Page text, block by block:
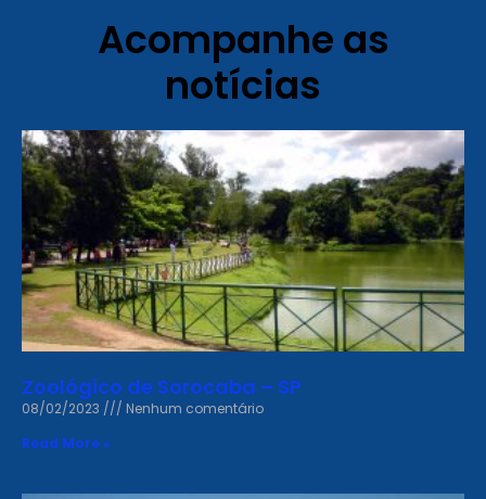
Acompanhe as
notícias
Zoológico de Sorocaba – SP
08/02/2023
Nenhum comentário
Read More »